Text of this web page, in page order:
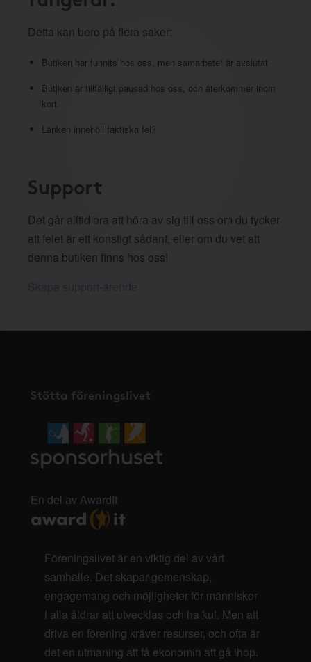
Detta kan bero på flera saker:
Butiken har funnits hos oss, men samarbetet är avslutat
Butiken är tillfälligt pausad hos oss, och återkommer inom
kort.
Länken innehöll faktiska fel?
Support
Det går alltid bra att höra av sig till oss om du tycker
att felet är ett konstigt sådant, eller om du vet att
denna butiken finns hos oss!
Stötta föreningslivet
En del av AwardIt
Föreningslivet är en viktig del av vårt
samhälle. Det skapar gemenskap,
engagemang och möjligheter för människor
i alla åldrar att utvecklas och ha kul. Men att
driva en förening kräver resurser, och ofta är
det en utmaning att få ekonomin att gå ihop.